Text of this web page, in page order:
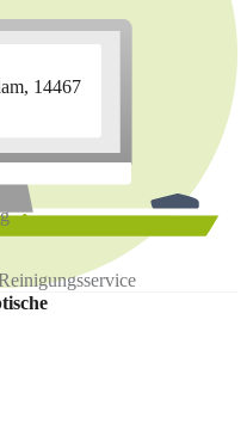
14467